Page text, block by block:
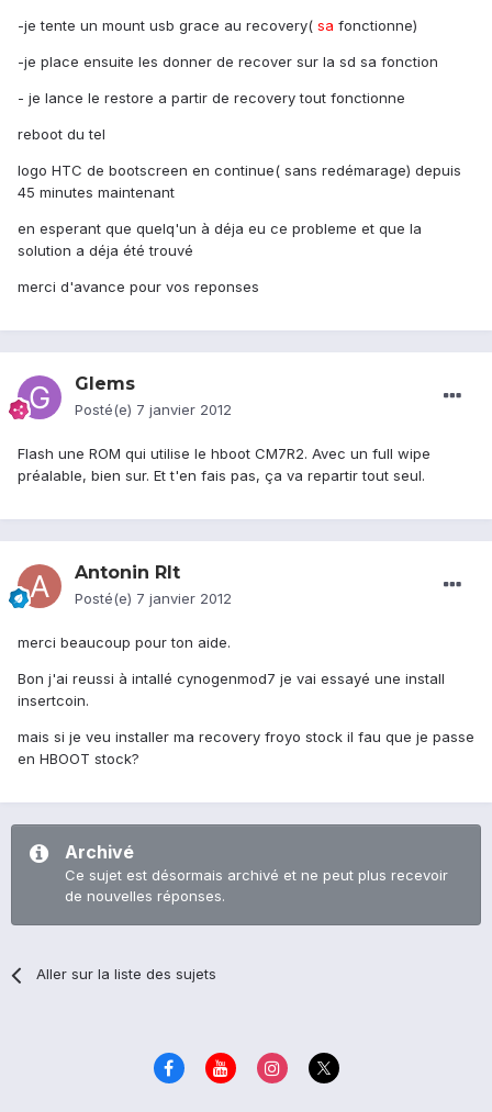
-je tente un mount usb grace au recovery( sa fonctionne)
-je place ensuite les donner de recover sur la sd sa fonction
- je lance le restore a partir de recovery tout fonctionne
reboot du tel
logo HTC de bootscreen en continue( sans redémarage) depuis
45 minutes maintenant
en esperant que quelq'un à déja eu ce probleme et que la
solution a déja été trouvé
merci d'avance pour vos reponses
Glems
Posté(e) 7 janvier 2012
Flash une ROM qui utilise le hboot CM7R2. Avec un full wipe
préalable, bien sur. Et t'en fais pas, ça va repartir tout seul.
Antonin Rlt
Posté(e) 7 janvier 2012
merci beaucoup pour ton aide.
Bon j'ai reussi à intallé cynogenmod7 je vai essayé une install
insertcoin.
mais si je veu installer ma recovery froyo stock il fau que je passe
en HBOOT stock?
Archivé
Ce sujet est désormais archivé et ne peut plus recevoir
de nouvelles réponses.
Aller sur la liste des sujets